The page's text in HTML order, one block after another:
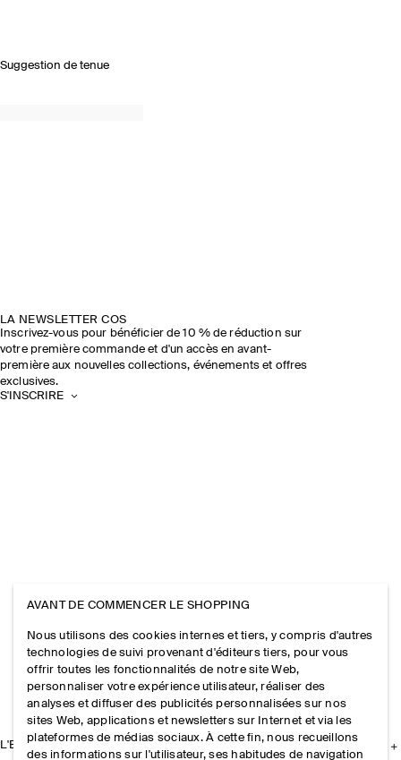
Suggestion de tenue
LA NEWSLETTER COS
Inscrivez-vous pour bénéficier de 10 % de réduction sur
votre première commande et d'un accès en avant-
première aux nouvelles collections, événements et offres
exclusives.
S'INSCRIRE
L'ENTREPRISE
AVANT DE COMMENCER LE SHOPPING
Nous utilisons des cookies internes et tiers, y compris d'autres
technologies de suivi provenant d'éditeurs tiers, pour vous
offrir toutes les fonctionnalités de notre site Web,
personnaliser votre expérience utilisateur, réaliser des
analyses et diffuser des publicités personnalisées sur nos
sites Web, applications et newsletters sur Internet et via les
plateformes de médias sociaux. À cette fin, nous recueillons
des informations sur l'utilisateur, ses habitudes de navigation